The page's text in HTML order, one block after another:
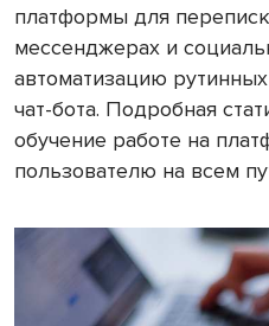
платформы для
мессенджерах и
автоматизацию
чат-бота. Подробная
обучение работе на
пользователю на всем